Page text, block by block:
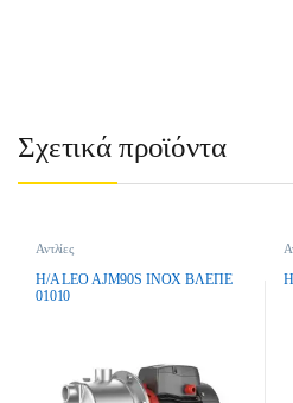
Σχετικά προϊόντα
Αντλίες
H/A LEO AJM90S INOX BΛEΠE
01010